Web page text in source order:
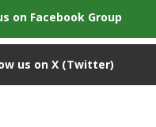
on Facebook Group
us on X (Twitter)